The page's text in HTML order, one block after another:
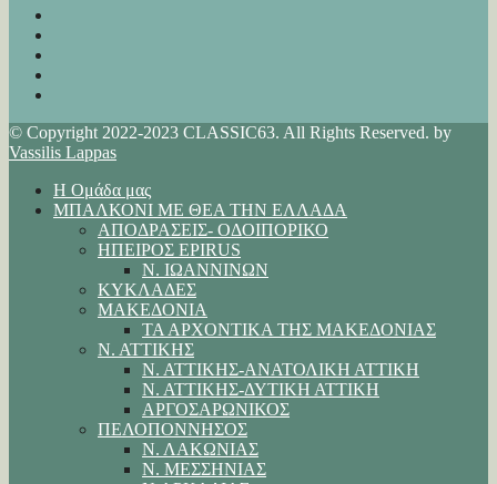
© Copyright 2022-2023 CLASSIC63. All Rights Reserved. by
Vassilis Lappas
Η Ομάδα μας
ΜΠΑΛΚΟΝΙ ΜΕ ΘΕΑ ΤΗΝ ΕΛΛΑΔΑ
ΑΠΟΔΡΑΣΕΙΣ- ΟΔΟΙΠΟΡΙΚΟ
ΗΠΕΙΡΟΣ EPIRUS
Ν. ΙΩΑΝΝΙΝΩΝ
ΚΥΚΛΑΔΕΣ
ΜΑΚΕΔΟΝΙΑ
ΤΑ ΑΡΧΟΝΤΙΚΑ ΤΗΣ ΜΑΚΕΔΟΝΙΑΣ
Ν. ΑΤΤΙΚΗΣ
Ν. ΑΤΤΙΚΗΣ-ΑΝΑΤΟΛΙΚΗ ΑΤΤΙΚΗ
Ν. ΑΤΤΙΚΗΣ-ΔΥΤΙΚΗ ΑΤΤΙΚΗ
ΑΡΓΟΣΑΡΩΝΙΚΟΣ
ΠΕΛΟΠΟΝΝΗΣΟΣ
Ν. ΛΑΚΩΝΙΑΣ
Ν. ΜΕΣΣΗΝΙΑΣ